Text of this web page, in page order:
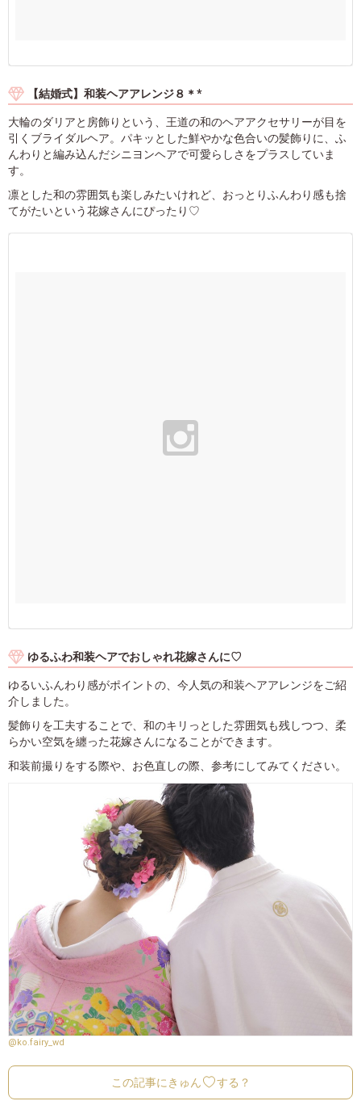
【結婚式】和装ヘアアレンジ８＊*
大輪のダリアと房飾りという、王道の和のヘアアクセサリーが目を
引くブライダルヘア。パキッとした鮮やかな色合いの髪飾りに、ふ
んわりと編み込んだシニヨンヘアで可愛らしさをプラスしていま
す。
凛とした和の雰囲気も楽しみたいけれど、おっとりふんわり感も捨
てがたいという花嫁さんにぴったり♡
ゆるふわ和装ヘアでおしゃれ花嫁さんに♡
ゆるいふんわり感がポイントの、今人気の和装ヘアアレンジをご紹
介しました。
髪飾りを工夫することで、和のキリっとした雰囲気も残しつつ、柔
らかい空気を纏った花嫁さんになることができます。
和装前撮りをする際や、お色直しの際、参考にしてみてください。
@ko.fairy_wd
この記事にきゅん する？